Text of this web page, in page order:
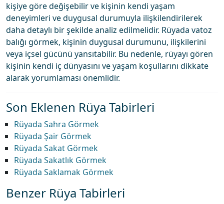
kişiye göre değişebilir ve kişinin kendi yaşam
deneyimleri ve duygusal durumuyla ilişkilendirilerek
daha detaylı bir şekilde analiz edilmelidir. Rüyada vatoz
balığı görmek, kişinin duygusal durumunu, ilişkilerini
veya içsel gücünü yansıtabilir. Bu nedenle, rüyayı gören
kişinin kendi iç dünyasını ve yaşam koşullarını dikkate
alarak yorumlaması önemlidir.
Son Eklenen Rüya Tabirleri
Rüyada Sahra Görmek
Rüyada Şair Görmek
Rüyada Sakat Görmek
Rüyada Sakatlık Görmek
Rüyada Saklamak Görmek
Benzer Rüya Tabirleri